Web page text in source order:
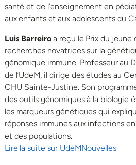
santé et de l’enseignement en
aux enfants et aux adolescents du
Luis Barreiro a reçu le Prix du jeune
recherches novatrices sur la
génomique immune. Professeur au
de l’UdeM, il dirige des études au
CHU Sainte-Justine. Son
des outils génomiques à la biologie
les marqueurs génétiques qui
réponses immunes aux infections
et des populations.
Lire la suite sur UdeMNouvelles